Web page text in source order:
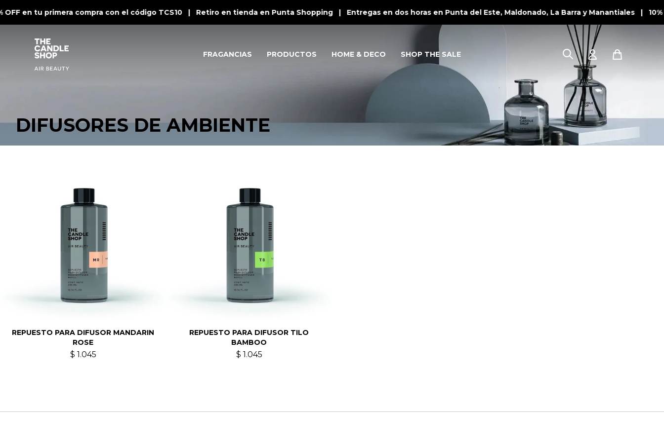
en tu primera compra con el código TCS10 | Retiro en tienda en Punta Shopping | Entregas en dos horas en Punta del Este, Maldonado, La Barra y Manantiales |
FRAGANCIAS PRODUCTOS HOME & DECO SHOP THE SALE
DIFUSORES DE AMBIENTE
REPUESTO PARA DIFUSOR MANDARIN
ROSE
$ 1.045
REPUESTO PARA DIFUSOR TILO
BAMBOO
$ 1.045